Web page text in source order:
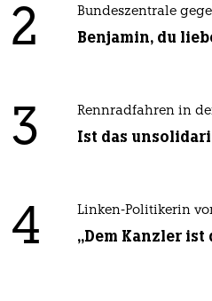
2 Bundeszentrale
Benjamin, du
3 Rennradfahren in
Ist das
4 Linken-Politikerin
„Dem Kanzler ist